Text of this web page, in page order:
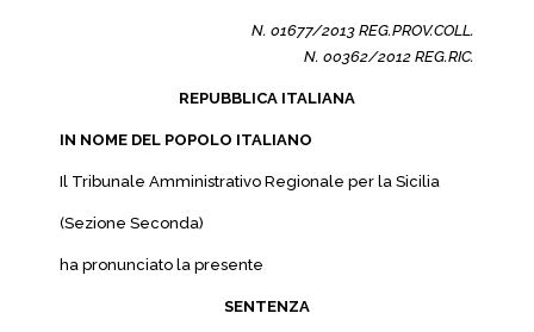
N. 01677/2013 REG.PROV.COLL.
N. 00362/2012 REG.RIC.
REPUBBLICA ITALIANA
IN NOME DEL POPOLO ITALIANO
Il Tribunale Amministrativo Regionale per la Sicilia
(Sezione Seconda)
ha pronunciato la presente
SENTENZA